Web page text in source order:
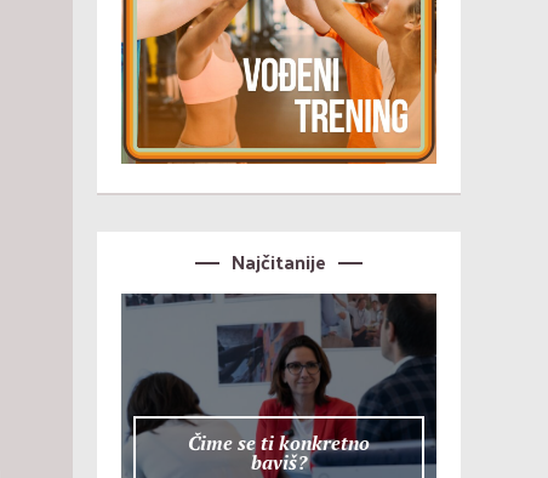
Najčitanije
Čime se ti konkretno
baviš?